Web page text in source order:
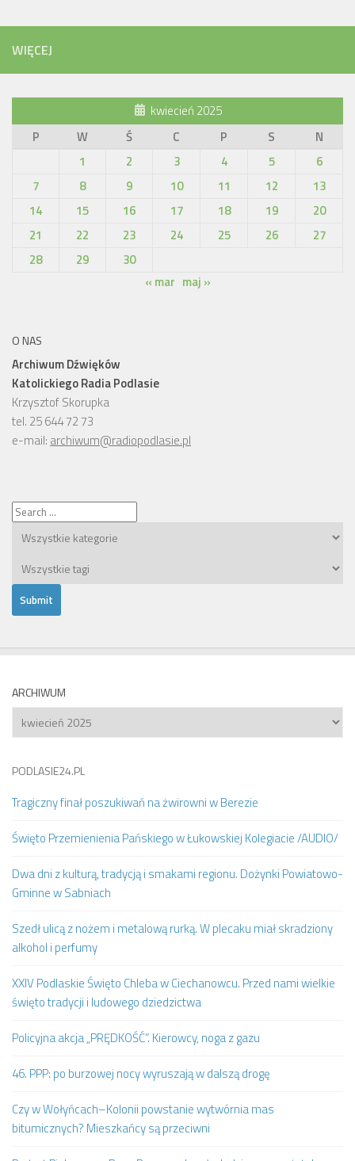
WIĘCEJ
kwiecień 2025
P
W Ś C P S
N
1
2 3 4 5
6
7
8 9 10 11 12
13
14
15 16 17 18 19
20
21
22 23 24 25 26
27
28
29
30
« mar maj »
O NAS
Archiwum Dźwięków
Katolickiego Radia Podlasie
Krzysztof Skorupka
tel. 25 644 72 73
e-mail: archiwum@radiopodlasie.pl
ARCHIWUM
Archiwum
PODLASIE24.PL
Tragiczny finał poszukiwań na żwirowni w Berezie
Święto Przemienienia Pańskiego w Łukowskiej Kolegiacie /AUDIO/
Dwa dni z kulturą, tradycją i smakami regionu. Dożynki Powiatowo-
Gminne w Sabniach
Szedł ulicą z nożem i metalową rurką. W plecaku miał skradziony
alkohol i perfumy
XXIV Podlaskie Święto Chleba w Ciechanowcu. Przed nami wielkie
święto tradycji i ludowego dziedzictwa
Policyjna akcja „PRĘDKOŚĆ”. Kierowcy, noga z gazu
46. PPP: po burzowej nocy wyruszają w dalszą drogę
Czy w Wołyńcach–Kolonii powstanie wytwórnia mas
bitumicznych? Mieszkańcy są przeciwni